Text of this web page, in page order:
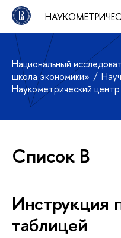
Национальный
школа экономики»
Наукометрический центр
Список B
Инструкция
таблицей